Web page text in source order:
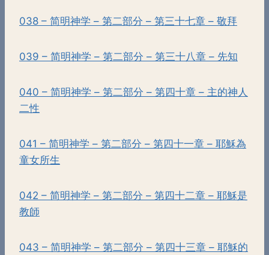
038 – 简明神学 – 第二部分 – 第三十七章 – 敬拜
039 – 简明神学 – 第二部分 – 第三十八章 – 先知
040 – 简明神学 – 第二部分 – 第四十章 – 主的神人
二性
041 – 简明神学 – 第二部分 – 第四十一章 – 耶穌為
童女所生
042 – 简明神学 – 第二部分 – 第四十二章 – 耶穌是
教師
043 – 简明神学 – 第二部分 – 第四十三章 – 耶穌的